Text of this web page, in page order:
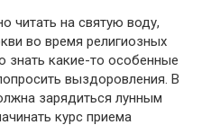
читать на святую воду,
во время религиозных
знать какие-то особенные
выздоровления. В
зарядиться лунным
курс приема